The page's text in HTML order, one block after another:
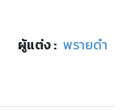
ผู้แต่ง : พรายดำ